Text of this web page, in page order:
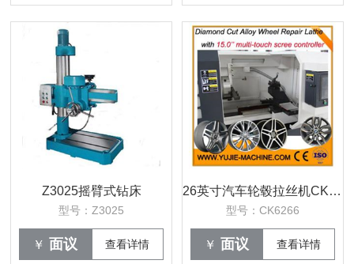
Z3025摇臂式钻床
型号：Z3025
￥ 面议 查看详情
26英寸汽车轮毂拉丝机CK6266
型号：CK6266
￥ 面议 查看详情